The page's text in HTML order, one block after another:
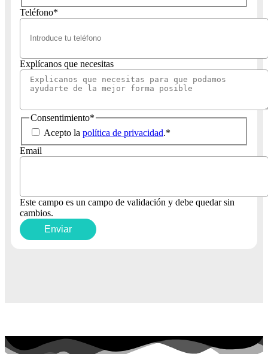
Teléfono*
Explícanos que necesitas
Consentimiento*
Acepto la política de privacidad.*
Email
Este campo es un campo de validación y debe quedar sin
cambios.